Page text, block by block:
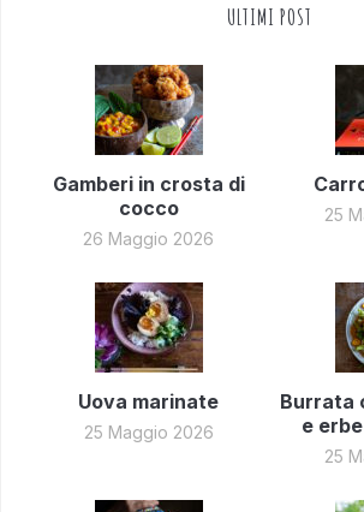
ULTIMI POST
Gamberi in crosta di
cocco
26 Maggio 2026
25
Uova marinate
25 Maggio 2026
Burrata
e
25